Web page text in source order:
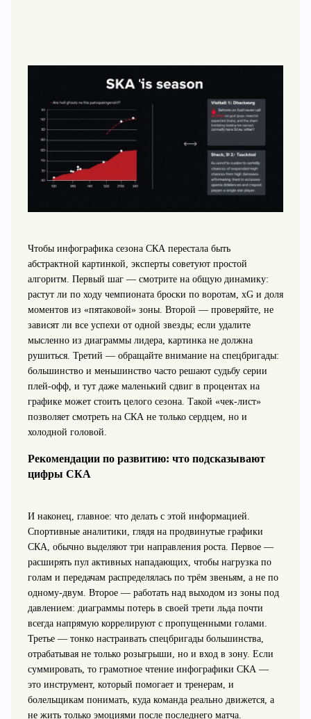
Чтобы инфографика сезона СКА перестала быть
абстрактной картинкой, эксперты советуют простой
алгоритм. Первый шаг — смотрите на общую динамику:
растут ли по ходу чемпионата броски по воротам, xG и доля
моментов из «пятаковой» зоны. Второй — проверяйте, не
зависят ли все успехи от одной звезды; если удалите
мысленно из диаграммы лидера, картинка не должна
рушиться. Третий — обращайте внимание на спецбригады:
большинство и меньшинство часто решают судьбу серии
плей-офф, и тут даже маленький сдвиг в процентах на
графике может стоить целого сезона. Такой «чек-лист»
позволяет смотреть на СКА не только сердцем, но и
холодной головой.
Рекомендации по развитию: что подсказывают
цифры СКА
И наконец, главное: что делать с этой информацией.
Спортивные аналитики, глядя на продвинутые графики
СКА, обычно выделяют три направления роста. Первое —
расширять пул активных нападающих, чтобы нагрузка по
голам и передачам распределялась по трём звеньям, а не по
одному-двум. Второе — работать над выходом из зоны под
давлением: диаграммы потерь в своей трети льда почти
всегда напрямую коррелируют с пропущенными голами.
Третье — тонко настраивать спецбригады большинства,
отрабатывая не только розыгрыши, но и вход в зону. Если
суммировать, то грамотное чтение инфографики СКА —
это инструмент, который помогает и тренерам, и
болельщикам понимать, куда команда реально движется, а
не жить только эмоциями после последнего матча.